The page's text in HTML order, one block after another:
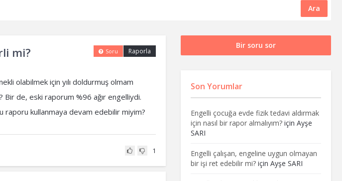
Ara
mi? Raporla
Soru
olabilmek için yılı doldurmuş olmam
Bir de, eski raporum %96 ağır engelliydi.
raporu kullanmaya devam edebilir miyim?
1
Bir soru sor
Son Yorumlar
Engelli çocuğa evde fizik tedavi aldırmak
için nasıl bir rapor almalıyım?için Ayşe
SARI
Engelli çalışan, engeline uygun olmayan
bir işi ret edebilir mi?için Ayşe SARI